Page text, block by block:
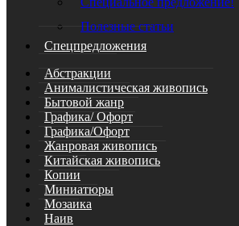
Полезные статьи
Спецпредложения
Абстракции
Анималистическая живопись
Бытовой жанр
Графика/ Офорт
Графика/Офорт
Жанровая живопись
Китайская живопись
Копии
Миниатюры
Мозаика
Наив